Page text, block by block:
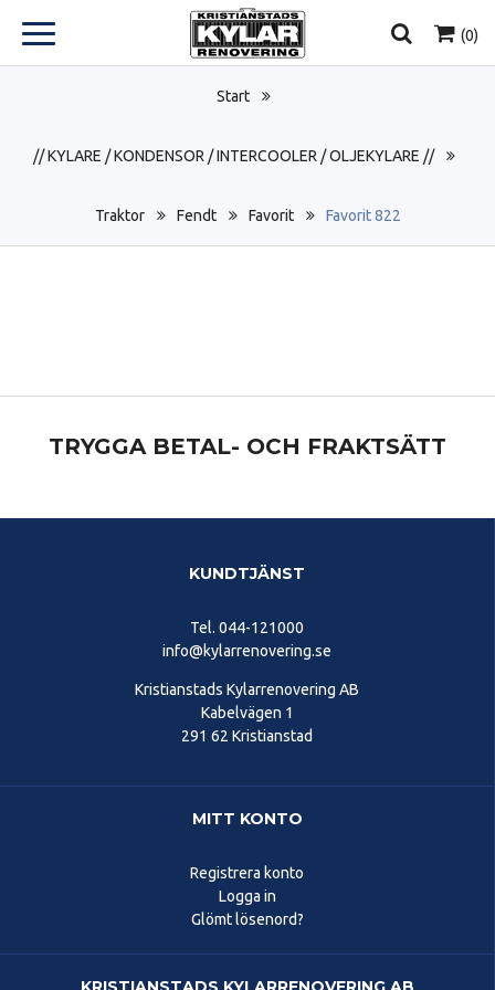
(0)
Start
// KYLARE / KONDENSOR / INTERCOOLER / OLJEKYLARE //
Traktor Fendt Favorit Favorit 822
TRYGGA BETAL- OCH FRAKTSÄTT
KUNDTJÄNST
Tel. 044-121000
info@kylarrenovering.se
Kristianstads Kylarrenovering AB
Kabelvägen 1
291 62 Kristianstad
MITT KONTO
Registrera konto
Logga in
Glömt lösenord?